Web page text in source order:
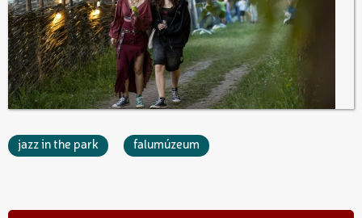
jazz in the park falumúzeum